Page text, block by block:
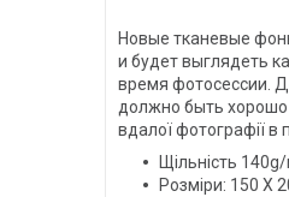
Новые тканевые
и будет выглядеть
время фотосессии.
должно быть хорошо
вдалої фотографії в
Щільність
Розміри: 150 Х